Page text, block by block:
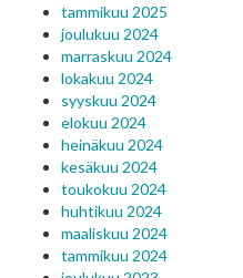
tammikuu 2025
joulukuu 2024
marraskuu 2024
lokakuu 2024
syyskuu 2024
elokuu 2024
heinäkuu 2024
kesäkuu 2024
toukokuu 2024
huhtikuu 2024
maaliskuu 2024
tammikuu 2024